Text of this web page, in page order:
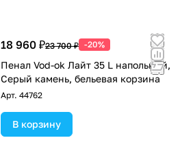
18 960 ₽23 700 ₽ -20%
Пенал Vod-ok Лайт 35 L напольный,
Серый камень, бельевая корзина
Арт. 44762
В корзину